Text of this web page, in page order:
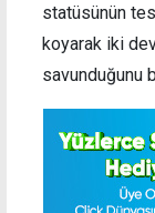
statüsünün
koyarak iki
savunduğunu